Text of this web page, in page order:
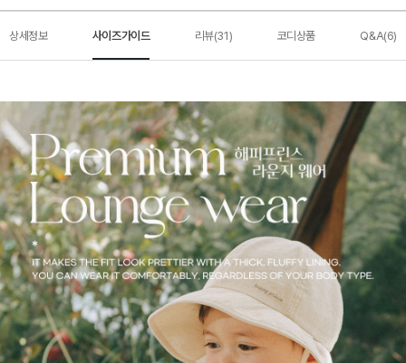
상세정보 사이즈가이드 리뷰(31) 코디상품 Q&A(6)